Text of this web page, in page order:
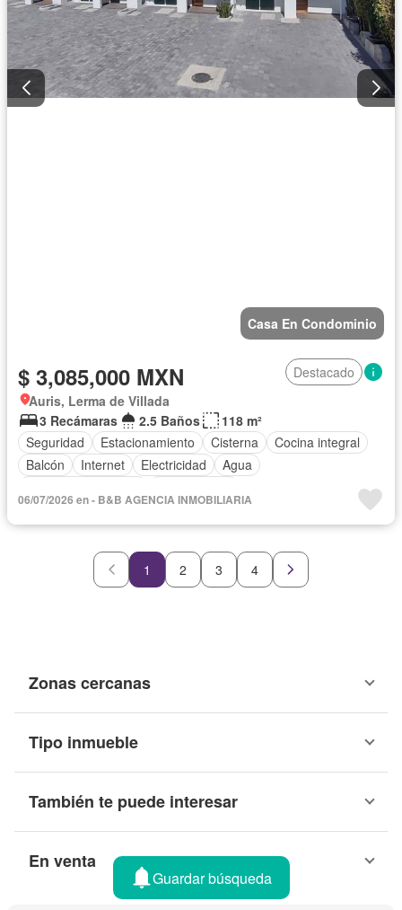
Casa En Condominio
$ 3,085,000 MXN
Destacado
Auris, Lerma de Villada
3 Recámaras
2.5 Baños
118 m²
Seguridad
Estacionamiento Cisterna
Cocina integral
Balcón
Internet Electricidad
Agua
06/07/2026 en - B&B AGENCIA INMOBILIARIA
1 2 3 4
Zonas cercanas
Tipo inmueble
También te puede interesar
En venta
Guardar búsqueda